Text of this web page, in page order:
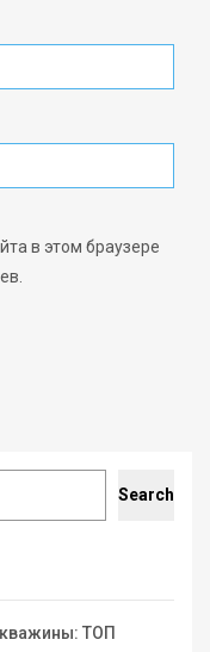
в этом браузере
Search
ТОП